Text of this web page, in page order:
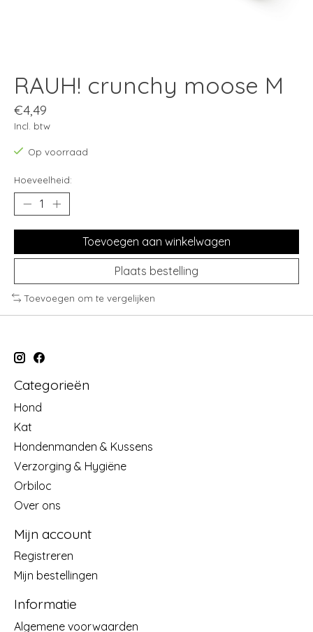
RAUH! crunchy moose M
€4,49
Incl. btw
Op voorraad
Hoeveelheid:
Toevoegen aan winkelwagen
Plaats bestelling
Toevoegen om te vergelijken
Categorieën
Hond
Kat
Hondenmanden & Kussens
Verzorging & Hygiëne
Orbiloc
Over ons
Mijn account
Registreren
Mijn bestellingen
Informatie
Algemene voorwaarden